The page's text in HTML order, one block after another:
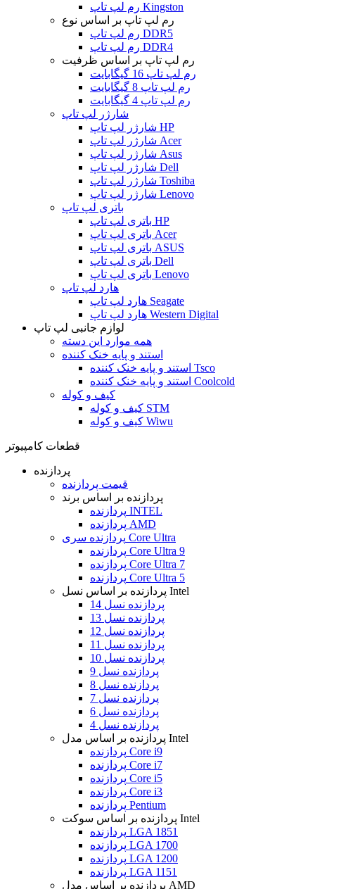
رم لپ تاپ Kingston
رم لپ تاپ بر اساس نوع
رم لپ تاپ DDR5
رم لپ تاپ DDR4
رم لپ تاپ بر اساس ظرفیت
رم لپ تاپ 16 گیگابایت
رم لپ تاپ 8 گیگابایت
رم لپ تاپ 4 گیگابایت
شارژر لپ تاپ
شارژر لپ تاپ HP
شارژر لپ تاپ Acer
شارژر لپ تاپ Asus
شارژر لپ تاپ Dell
شارژر لپ تاپ Toshiba
شارژر لپ تاپ Lenovo
باتری لپ تاپ
باتری لپ تاپ HP
باتری لپ تاپ Acer
باتری لپ تاپ ASUS
باتری لپ تاپ Dell
باتری لپ تاپ Lenovo
هارد لپ تاپ
هارد لپ تاپ Seagate
هارد لپ تاپ Western Digital
لوازم جانبی لپ تاپ
همه موارد این دسته
استند و پایه خنک کننده
استند و پایه خنک کننده Tsco
استند و پایه خنک کننده Coolcold
کیف و کوله
کیف و کوله STM
کیف و کوله Wiwu
قطعات کامپیوتر
پردازنده
قیمت پردازنده
پردازنده بر اساس برند
پردازنده INTEL
پردازنده AMD
پردازنده سری Core Ultra
پردازنده Core Ultra 9
پردازنده Core Ultra 7
پردازنده Core Ultra 5
پردازنده بر اساس نسل Intel
پردازنده نسل 14
پردازنده نسل 13
پردازنده نسل 12
پردازنده نسل 11
پردازنده نسل 10
پردازنده نسل 9
پردازنده نسل 8
پردازنده نسل 7
پردازنده نسل 6
پردازنده نسل 4
پردازنده بر اساس مدل Intel
پردازنده Core i9
پردازنده Core i7
پردازنده Core i5
پردازنده Core i3
پردازنده Pentium
پردازنده بر اساس سوکت Intel
پردازنده LGA 1851
پردازنده LGA 1700
پردازنده LGA 1200
پردازنده LGA 1151
پردازنده بر اساس مدل AMD